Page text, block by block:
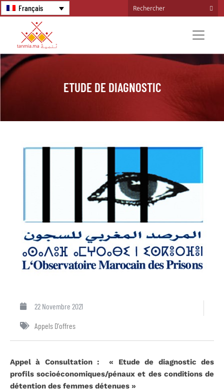
Français
ETUDE DE DIAGNOSTIC
22 Novembre 2021
Appels D'offres
Appel à Consultation :« Etude de diagnostic des
profils socioéconomiques/pénaux et des conditions de
détention des femmes détenues »